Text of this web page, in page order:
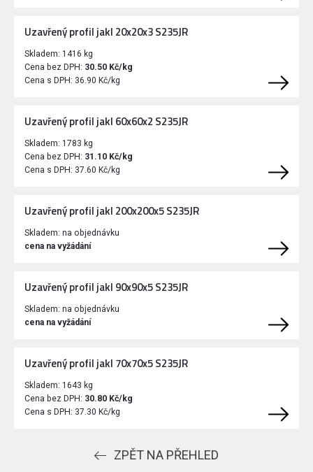
Uzavřený profil jakl 20x20x3 S235JR
Skladem: 1416 kg
Cena bez DPH: 30.50 Kč/kg
Cena s DPH: 36.90 Kč/kg
Uzavřený profil jakl 60x60x2 S235JR
Skladem: 1783 kg
Cena bez DPH: 31.10 Kč/kg
Cena s DPH: 37.60 Kč/kg
Uzavřený profil jakl 200x200x5 S235JR
Skladem: na objednávku
cena na vyžádání
Uzavřený profil jakl 90x90x5 S235JR
Skladem: na objednávku
cena na vyžádání
Uzavřený profil jakl 70x70x5 S235JR
Skladem: 1643 kg
Cena bez DPH: 30.80 Kč/kg
Cena s DPH: 37.30 Kč/kg
ZPĚT NA PŘEHLED